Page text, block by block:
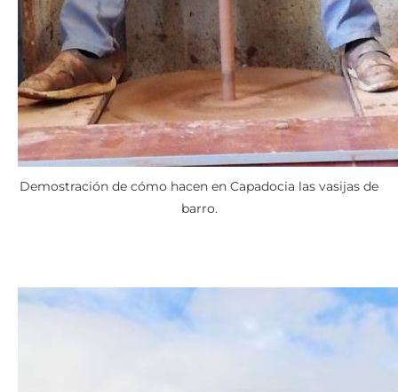
Demostración de cómo hacen en Capadocia las vasijas de
barro.